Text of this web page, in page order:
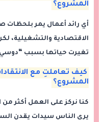
المشروع؟
أي رائد أعمال يمر
الاقتصادية
تغيرت حياتها بسبب
كيف تعاملتِ مع
المشروع؟
كنا نركز على العمل أكثر من
يرى الناس سيدات يقدن